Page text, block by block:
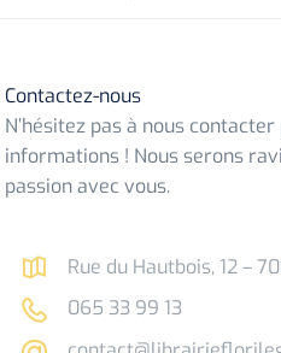
Contactez-nous
N’hésitez pas à nous
informations ! Nous serons
passion avec vous.
Rue du Hautbois, 12 –
065 33 99 13